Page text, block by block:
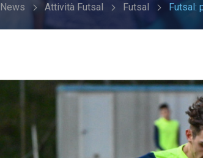
News Attività Futsal Futsal Futsal: